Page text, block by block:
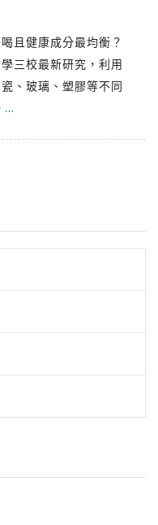
且健康成分最均衡？
三校最新研究，利用
、玻璃、塑膠等不同
…